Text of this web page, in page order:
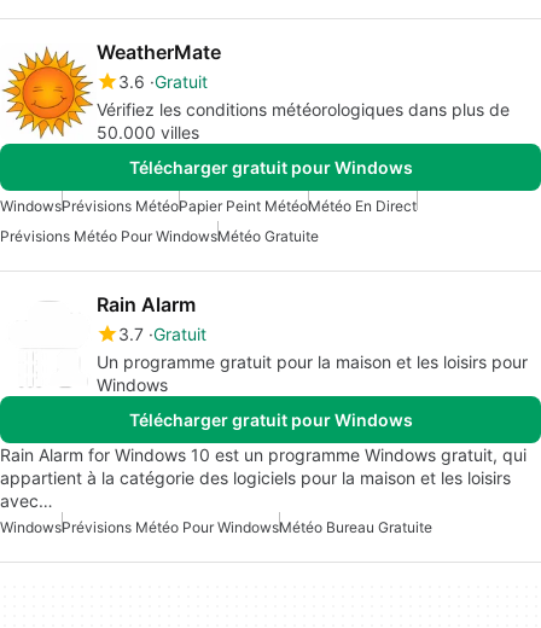
WeatherMate
3.6 Gratuit
Vérifiez les conditions météorologiques dans plus de
50.000 villes
Télécharger gratuit pour Windows
WindowsPrévisions MétéoPapier Peint MétéoMétéo En Direct
Prévisions Météo Pour WindowsMétéo Gratuite
Rain Alarm
3.7 Gratuit
Un programme gratuit pour la maison et les loisirs pour
Windows
Télécharger gratuit pour Windows
Rain Alarm for Windows 10 est un programme Windows gratuit, qui
appartient à la catégorie des logiciels pour la maison et les loisirs
avec…
WindowsPrévisions Météo Pour WindowsMétéo Bureau Gratuite